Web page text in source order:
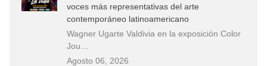
voces más representativas del arte
contemporáneo latinoamericano
Wagner Ugarte Valdivia en la exposición Color
Jou…
Agosto 06, 2026